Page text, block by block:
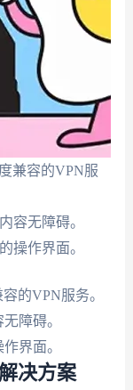
兼容的VPN服
容无障碍。
操作界面。
的VPN服务。
障碍。
界面。
决方案